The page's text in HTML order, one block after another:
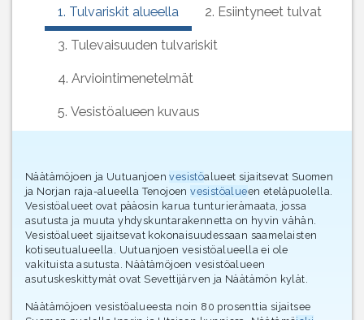
1. Tulvariskit alueella 2. Esiintyneet tulvat
3. Tulevaisuuden tulvariskit
4. Arviointimenetelmät
5. Vesistöalueen kuvaus
Näätämöjoen ja Uutuanjoenvesistöalueet sijaitsevat Suomen
ja Norjan raja-alueella Tenojoenvesistöalueen eteläpuolella.
Vesistöalueet ovat pääosin karua tunturierämaata, jossa
asutusta ja muuta yhdyskuntarakennetta on hyvin vähän.
Vesistöalueet sijaitsevat kokonaisuudessaan saamelaisten
kotiseutualueella. Uutuanjoen vesistöalueella ei ole
vakituista asutusta. Näätämöjoen vesistöalueen
asutuskeskittymät ovat Sevettijärven ja Näätämön kylät.
Näätämöjoen vesistöalueesta noin 80 prosenttia sijaitsee